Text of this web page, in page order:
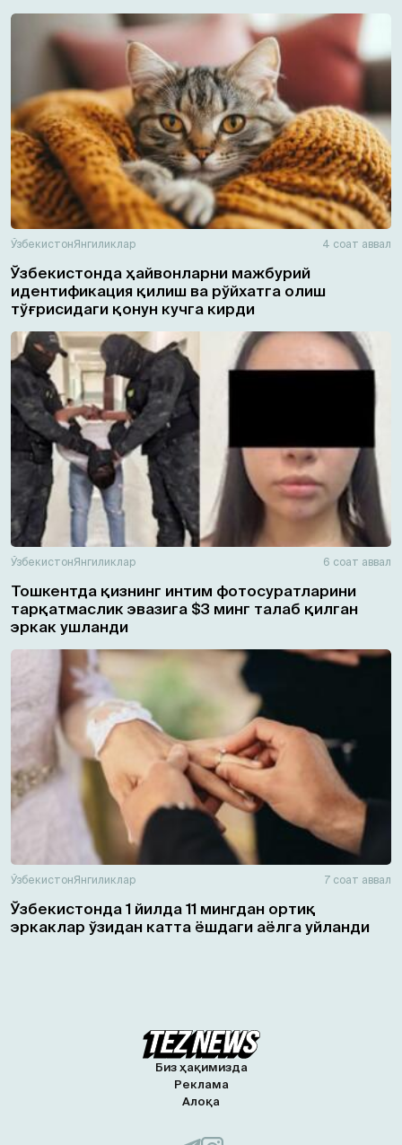
ЎзбекистонЯнгиликлар 4 соат аввал
Ўзбекистонда ҳайвонларни мажбурий
идентификация қилиш ва рўйхатга олиш
тўғрисидаги қонун кучга кирди
ЎзбекистонЯнгиликлар 6 соат аввал
Тошкентда қизнинг интим фотосуратларини
тарқатмаслик эвазига $3 минг талаб қилган
эркак ушланди
ЎзбекистонЯнгиликлар 7 соат аввал
Ўзбекистонда 1 йилда 11 мингдан ортиқ
эркаклар ўзидан катта ёшдаги аёлга уйланди
Биз ҳақимизда
Реклама
Алоқа